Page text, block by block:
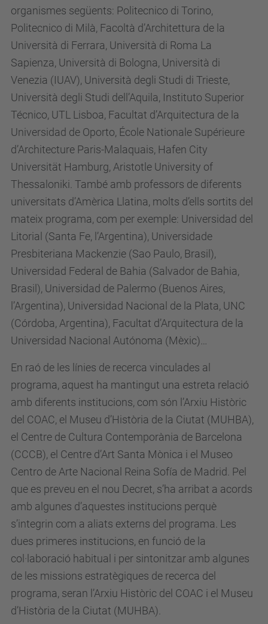
organismes següents: Politecnico di Torino,
Politecnico di Milà, Facoltà d’Architettura de la
Università di Ferrara, Università di Roma La
Sapienza, Università di Bologna, Università di
Venezia (IUAV), Università degli Studi di Trieste,
Università degli Studi dell’Aquila, Instituto Superior
Técnico, UTL Lisboa, Facultat d’Arquitectura de la
Universidad de Oporto, École Nationale Supérieure
d’Architecture Paris-Malaquais, Hafen City
Universität Hamburg, Aristotle University of
Thessaloniki. També amb professors de diferents
universitats d’Amèrica Llatina, molts d’ells sortits del
mateix programa, com per exemple: Universidad del
Litorial (Santa Fe, l’Argentina), Universidade
Presbiteriana Mackenzie (Sao Paulo, Brasil),
Universidad Federal de Bahia (Salvador de Bahia,
Brasil), Universidad de Palermo (Buenos Aires,
l’Argentina), Universidad Nacional de la Plata, UNC
(Córdoba, Argentina), Facultat d’Arquitectura de la
Universidad Nacional Autónoma (Mèxic)…
En raó de les línies de recerca vinculades al
programa, aquest ha mantingut una estreta relació
amb diferents institucions, com són l’Arxiu Històric
del COAC, el Museu d’Història de la Ciutat (MUHBA),
el Centre de Cultura Contemporània de Barcelona
(CCCB), el Centre d’Art Santa Mònica i el Museo
Centro de Arte Nacional Reina Sofía de Madrid. Pel
que es preveu en el nou Decret, s’ha arribat a acords
amb algunes d’aquestes institucions perquè
s’integrin com a aliats externs del programa. Les
dues primeres institucions, en funció de la
col·laboració habitual i per sintonitzar amb algunes
de les missions estratègiques de recerca del
programa, seran l’Arxiu Històric del COAC i el Museu
d’Història de la Ciutat (MUHBA).